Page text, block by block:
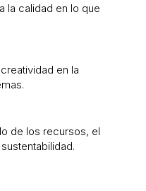
la calidad en lo que
en la
de los recursos, el